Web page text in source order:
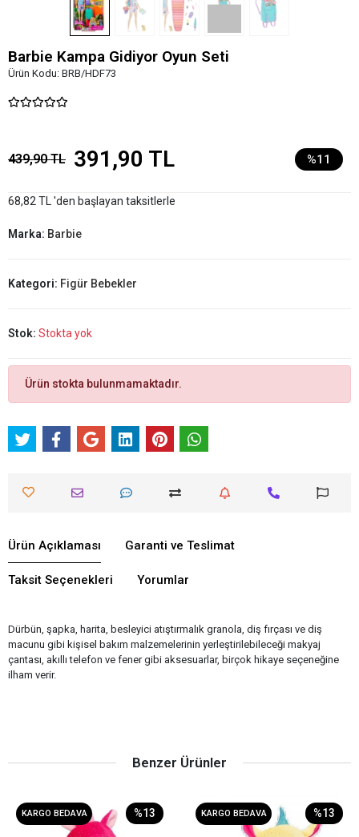
Barbie Kampa Gidiyor Oyun Seti
Ürün Kodu: BRB/HDF73
439,90 TL 391,90 TL %11
68,82 TL 'den başlayan taksitlerle
Marka: Barbie
Kategori: Figür Bebekler
Stok: Stokta yok
Ürün stokta bulunmamaktadır.
Ürün Açıklaması Garanti ve Teslimat
Taksit Seçenekleri Yorumlar
Dürbün, şapka, harita, besleyici atıştırmalık granola, diş fırçası ve diş
macunu gibi kişisel bakım malzemelerinin yerleştirilebileceği makyaj
çantası, akıllı telefon ve fener gibi aksesuarlar, birçok hikaye seçeneğine
ilham verir.
Benzer Ürünler
KARGO BEDAVA %13 KARGO BEDAVA %13